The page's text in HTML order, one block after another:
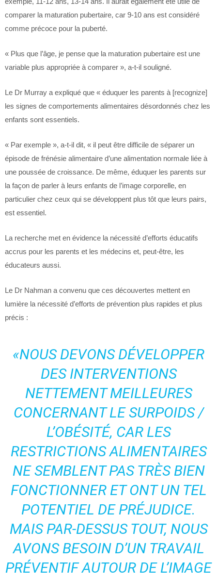
comparer la maturation pubertaire, car 9-10 ans est considéré
comme précoce pour la puberté.
« Plus que l’âge, je pense que la maturation pubertaire est une
variable plus appropriée à comparer », a-t-il souligné.
Le Dr Murray a expliqué que « éduquer les parents à [recognize]
les signes de comportements alimentaires désordonnés chez les
enfants sont essentiels.
« Par exemple », a-t-il dit, « il peut être difficile de séparer un
épisode de frénésie alimentaire d’une alimentation normale liée à
une poussée de croissance. De même, éduquer les parents sur
la façon de parler à leurs enfants de l’image corporelle, en
particulier chez ceux qui se développent plus tôt que leurs pairs,
est essentiel.
La recherche met en évidence la nécessité d’efforts éducatifs
accrus pour les parents et les médecins et, peut-être, les
éducateurs aussi.
Le Dr Nahman a convenu que ces découvertes mettent en
lumière la nécessité d’efforts de prévention plus rapides et plus
précis :
«NOUS DEVONS DÉVELOPPER
DES INTERVENTIONS
NETTEMENT MEILLEURES
CONCERNANT LE SURPOIDS /
L’OBÉSITÉ, CAR LES
RESTRICTIONS ALIMENTAIRES
NE SEMBLENT PAS TRÈS BIEN
FONCTIONNER ET ONT UN TEL
POTENTIEL DE PRÉJUDICE.
MAIS PAR-DESSUS TOUT, NOUS
AVONS BESOIN D’UN TRAVAIL
PRÉVENTIF AUTOUR DE L’IMAGE